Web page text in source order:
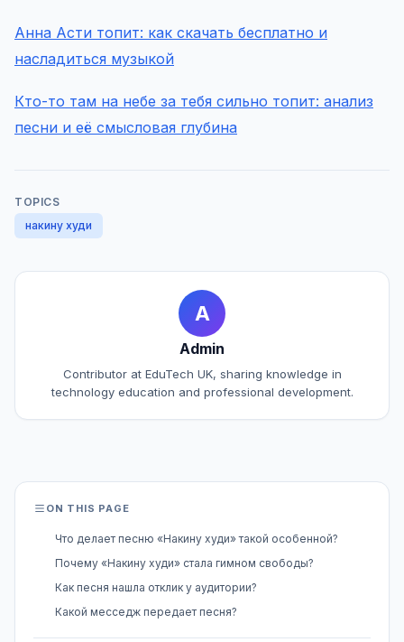
Анна Асти топит: как скачать бесплатно и
насладиться музыкой
Кто-то там на небе за тебя сильно топит: анализ
песни и её смысловая глубина
TOPICS
накину худи
A
Admin
Contributor at EduTech UK, sharing knowledge in
technology education and professional development.
ON THIS PAGE
Что делает песню «Накину худи» такой особенной?
Почему «Накину худи» стала гимном свободы?
Как песня нашла отклик у аудитории?
Какой месседж передает песня?